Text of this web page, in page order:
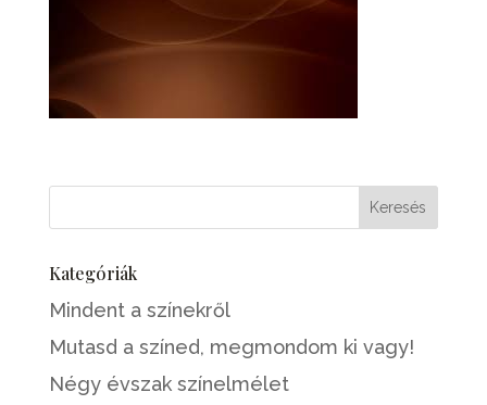
Kategóriák
Mindent a színekről
Mutasd a színed, megmondom ki vagy!
Négy évszak színelmélet